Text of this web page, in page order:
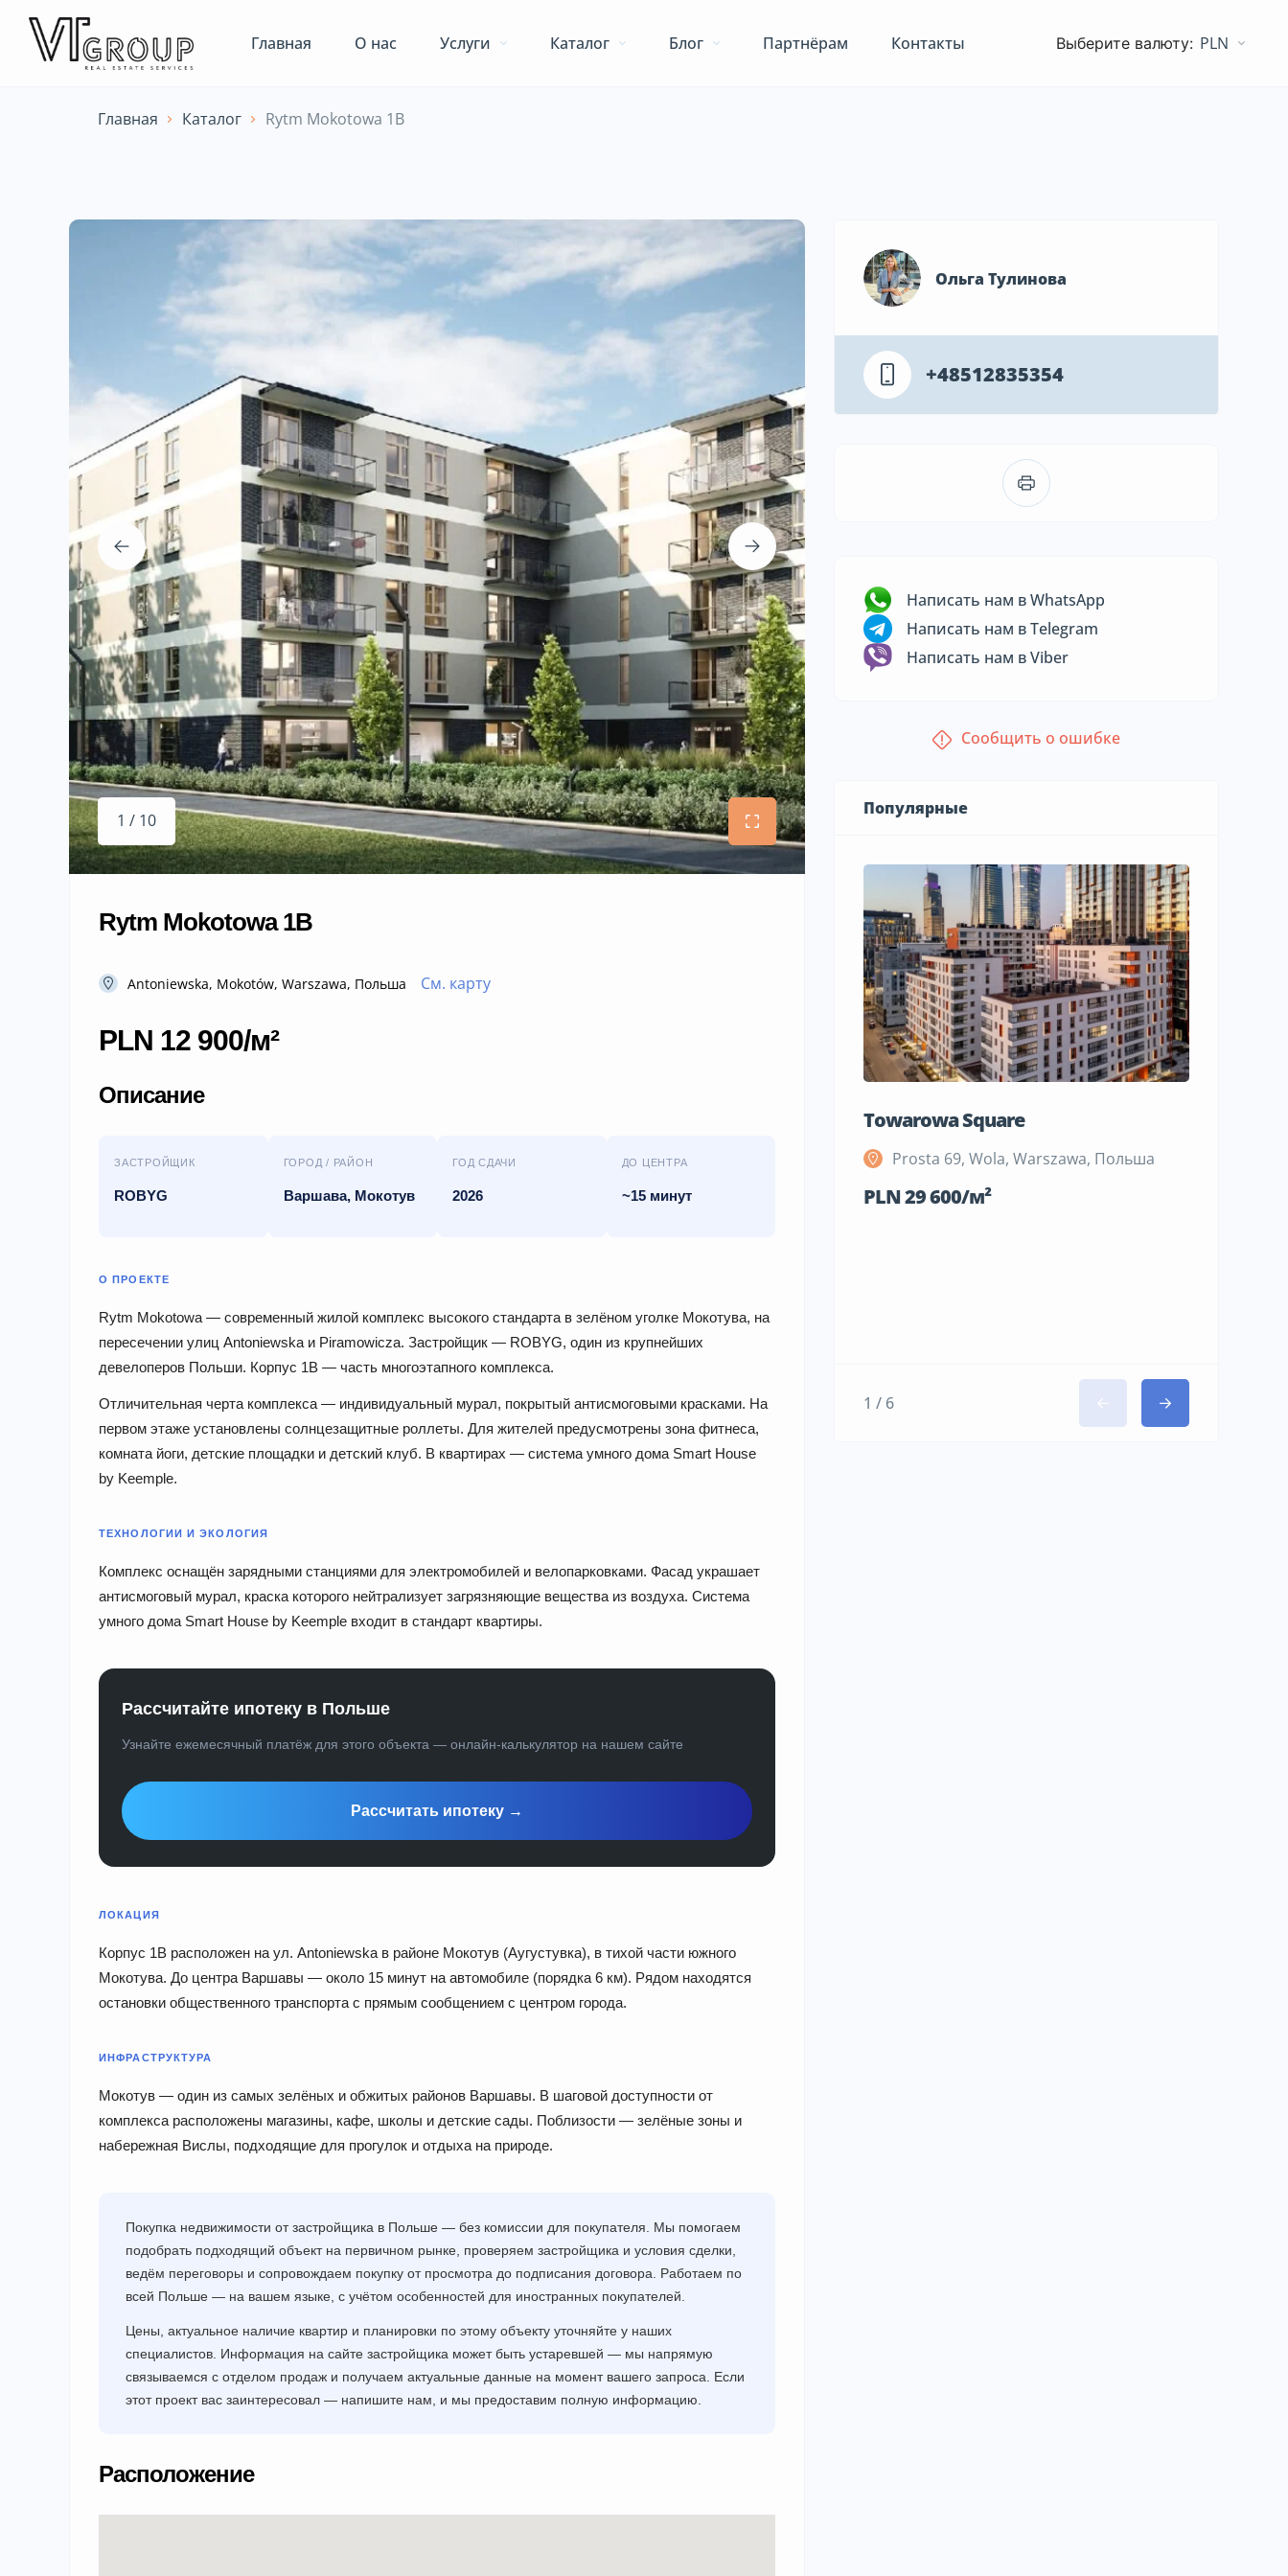
Главная О нас Услуги Каталог Блог Партнёрам Контакты PLN
Главная Каталог Rytm Mokotowa 1B
1 / 10
Rytm Mokotowa 1B
Antoniewska, Mokotów, Warszawa, Польша См. карту
PLN 12 900/м²
Описание
ЗАСТРОЙЩИК
ROBYG
ГОРОД / РАЙОН
Варшава, Мокотув
ГОД СДАЧИ
2026
ДО ЦЕНТРА
~15 минут
О ПРОЕКТЕ
Rytm Mokotowa — современный жилой комплекс высокого стандарта в зелёном уголке Мокотува, на
пересечении улиц Antoniewska и Piramowicza. Застройщик — ROBYG, один из крупнейших
девелоперов Польши. Корпус 1B — часть многоэтапного комплекса.
Отличительная черта комплекса — индивидуальный мурал, покрытый антисмоговыми красками. На
первом этаже установлены солнцезащитные роллеты. Для жителей предусмотрены зона фитнеса,
комната йоги, детские площадки и детский клуб. В квартирах — система умного дома Smart House
by Keemple.
ТЕХНОЛОГИИ И ЭКОЛОГИЯ
Комплекс оснащён зарядными станциями для электромобилей и велопарковками. Фасад украшает
антисмоговый мурал, краска которого нейтрализует загрязняющие вещества из воздуха. Система
умного дома Smart House by Keemple входит в стандарт квартиры.
Рассчитайте ипотеку в Польше
Узнайте ежемесячный платёж для этого объекта — онлайн-калькулятор на нашем сайте
Рассчитать ипотеку →
ЛОКАЦИЯ
Корпус 1B расположен на ул. Antoniewska в районе Мокотув (Аугустувка), в тихой части южного
Мокотува. До центра Варшавы — около 15 минут на автомобиле (порядка 6 км). Рядом находятся
остановки общественного транспорта с прямым сообщением с центром города.
ИНФРАСТРУКТУРА
Мокотув — один из самых зелёных и обжитых районов Варшавы. В шаговой доступности от
комплекса расположены магазины, кафе, школы и детские сады. Поблизости — зелёные зоны и
набережная Вислы, подходящие для прогулок и отдыха на природе.
Покупка недвижимости от застройщика в Польше — без комиссии для покупателя. Мы помогаем
подобрать подходящий объект на первичном рынке, проверяем застройщика и условия сделки,
ведём переговоры и сопровождаем покупку от просмотра до подписания договора. Работаем по
всей Польше — на вашем языке, с учётом особенностей для иностранных покупателей.
Цены, актуальное наличие квартир и планировки по этому объекту уточняйте у наших
специалистов. Информация на сайте застройщика может быть устаревшей — мы напрямую
связываемся с отделом продаж и получаем актуальные данные на момент вашего запроса. Если
этот проект вас заинтересовал — напишите нам, и мы предоставим полную информацию.
Расположение
Ольга Тулинова
+48512835354
Написать нам в WhatsApp
Написать нам в Telegram
Написать нам в Viber
Сообщить о ошибке
Популярные
Towarowa Square
Prosta 69, Wola, Warszawa, Польша
PLN 29 600/м²
1 / 6